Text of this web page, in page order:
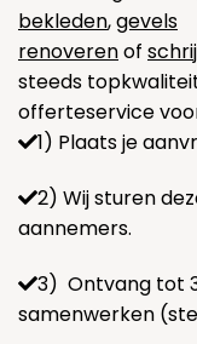
bekleden,gevels
renoverenof
steeds
offerteservice
1) Plaats je
2) Wij sturen
aannemers.
3) Ontvang tot
samenwerken